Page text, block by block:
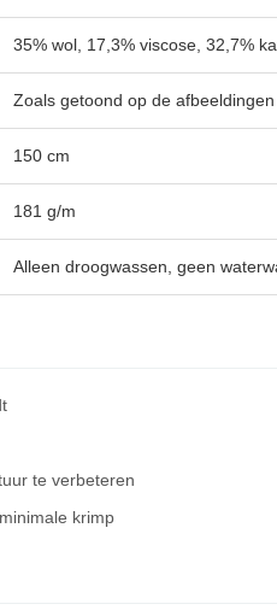
35% wol, 17,3% viscose, 32,7%
Zoals getoond op de
150 cm
181 g/m
Alleen droogwassen, geen
te verbeteren
krimp